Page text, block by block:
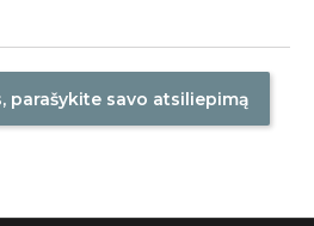
parašykite savo atsiliepimą